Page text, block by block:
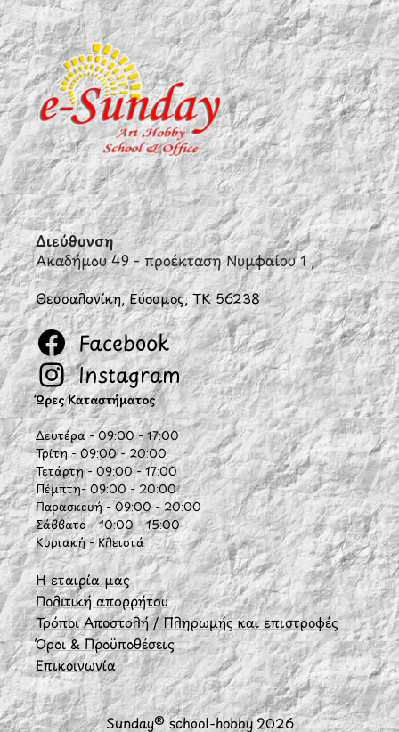
Διεύθυνση
Ακαδήμου 49 - προέκταση Νυμφαίου 1 ,
Θεσσαλονίκη, Εύοσμος, ΤΚ 56238
Facebook
Instagram
Ώρες Καταστήματος
Δευτέρα - 09:00 - 17:00
Τρίτη - 09:00 - 20:00
Τετάρτη - 09:00 - 17:00
Πέμπτη- 09:00 - 20:00
Παρασκευή - 09:00 - 20:00
Σάββατο - 10:00 - 15:00
Κυριακή - Κλειστά
Η εταιρία μας
Πολιτική απορρήτου
Τρόποι Αποστολή / Πληρωμής και επιστροφές
Όροι & Προϋποθέσεις
Επικοινωνία
Sunday® school-hobby 2026